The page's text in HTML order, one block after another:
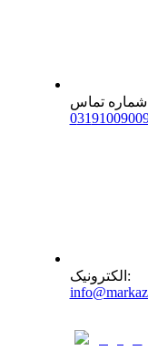
شماره تماس
031
الکترونیک :